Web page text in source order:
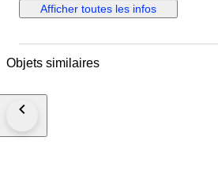
guarantees that this item has been legally
exported, related documents seen by
UK export licence outside the EU Worldwide shipping by Registered Mail.
incurred on orders shipped to countries outside the UK.
Afficher toutes les infos
Objets similaires